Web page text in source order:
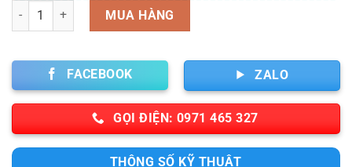
Số lượng MUA HÀNG
FACEBOOK ZALO
GỌI ĐIỆN: 0971 465 327
THÔNG SỐ KỸ THUẬT